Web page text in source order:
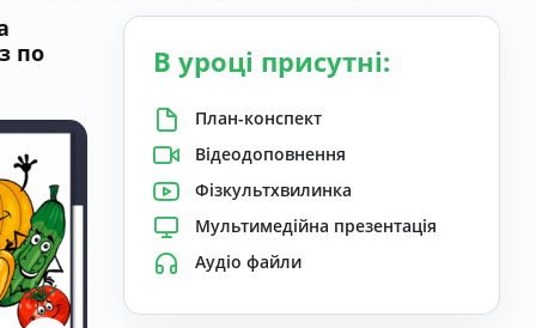
по
В уроці присутні:
План-конспект
Відеодоповнення
Фізкультхвилинка
Мультимедійна презентація
Аудіо файли